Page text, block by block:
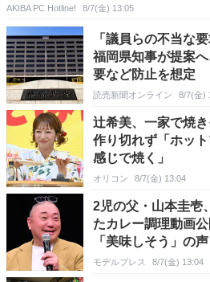
AKIBA PC Hotline! 8/7(金) 13:05
「議員らの不当な
福岡県知事が提案
要など防止を想定
読売新聞オンライン 8/7(金)
辻希美、一家で焼
作り切れず「ホッ
感じで焼く」
オリコン 8/7(金) 13:04
2児の父・山本圭壱
たカレー調理動画
「美味しそう」の声
モデルプレス 8/7(金) 13:04